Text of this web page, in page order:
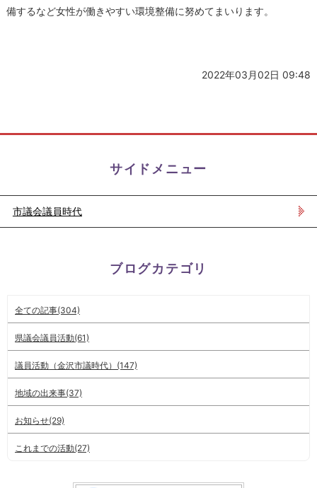
備するなど女性が働きやすい環境整備に努めてまいります。
2022年03月02日 09:48
サイドメニュー
市議会議員時代
ブログカテゴリ
全ての記事(304)
県議会議員活動(61)
議員活動（金沢市議時代）(147)
地域の出来事(37)
お知らせ(29)
これまでの活動(27)